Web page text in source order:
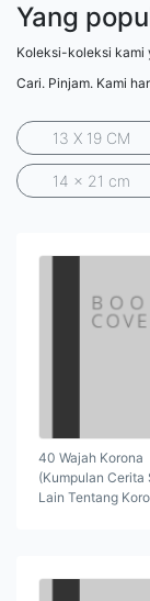
Yang
Koleksi-koleksi kami
Cari. Pinjam. Kami
13 X 19 CM
14 x 21 cm
40 Wajah Korona
(Kumpulan Cerita
Lain Tentang